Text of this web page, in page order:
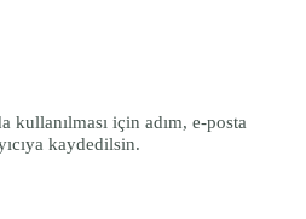
kullanılması için adım, e-posta
kaydedilsin.